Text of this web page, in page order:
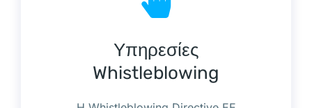
Υπηρεσίες
Whistleblowing